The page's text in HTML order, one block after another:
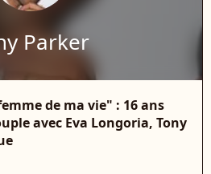
Parker
de ma vie" : 16 ans
avec Eva Longoria, Tony